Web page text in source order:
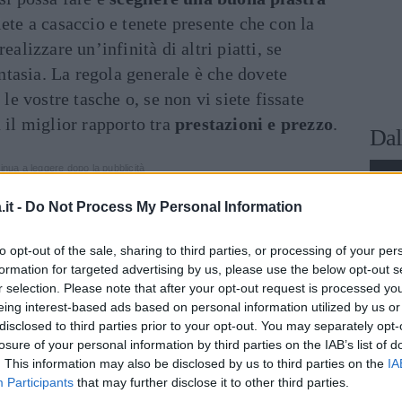
- Do Not Process My Personal Information
opt-out of the sale, sharing to third parties, or processing of your
for targeted advertising by us, please use the below opt-out
selection. Please note that after your opt-out request is processed
interest-based ads based on personal information utilized by us
to third parties prior to your opt-out. You may separately
of your personal information by third parties on the IAB’s list of
This information may also be disclosed by us to third parties on the
Participants that may further disclose it to other third parties.
a casaccio e tenete presente che con la
un’infinità di altri piatti, se
La regola generale è che dovete
vostre tasche o, se non vi siete fissate
il miglior rapporto traprestazioni e prezzo.
a qualunque tipo di spessore, e
o un LED che vi avvisi quando il panino è
le parti: se invece del panino
da condire con seme di pomodoro, olio
un’altra griglia.
quando usate la griglia, cioè non dovete